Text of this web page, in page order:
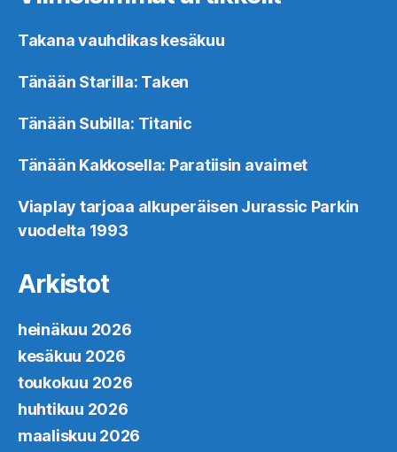
Takana vauhdikas kesäkuu
Tänään Starilla: Taken
Tänään Subilla: Titanic
Tänään Kakkosella: Paratiisin avaimet
Viaplay tarjoaa alkuperäisen Jurassic Parkin
vuodelta 1993
Arkistot
heinäkuu 2026
kesäkuu 2026
toukokuu 2026
huhtikuu 2026
maaliskuu 2026